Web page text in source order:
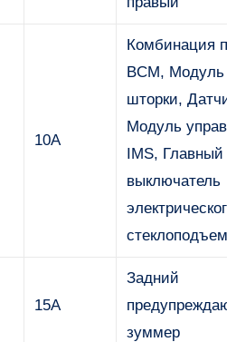
10А
Комбинация
BCM, Модуль
шторки,
Модуль
IMS, Главный
выключатель
электрического
15А
Задний
зуммер